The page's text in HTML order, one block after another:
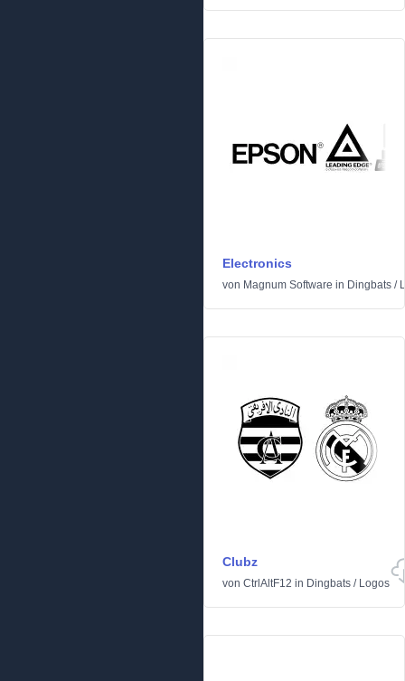
Electronics
von Magnum Software in Dingbats /
Clubz
von CtrlAltF12 in Dingbats / Logos